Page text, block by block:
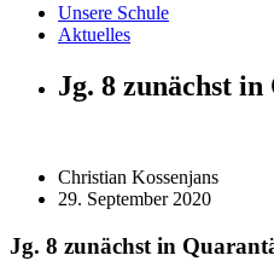
Unsere Schule
Aktuelles
Jg. 8 zunächst
Christian Kossenjans
29. September 2020
Jg. 8 zunächst in